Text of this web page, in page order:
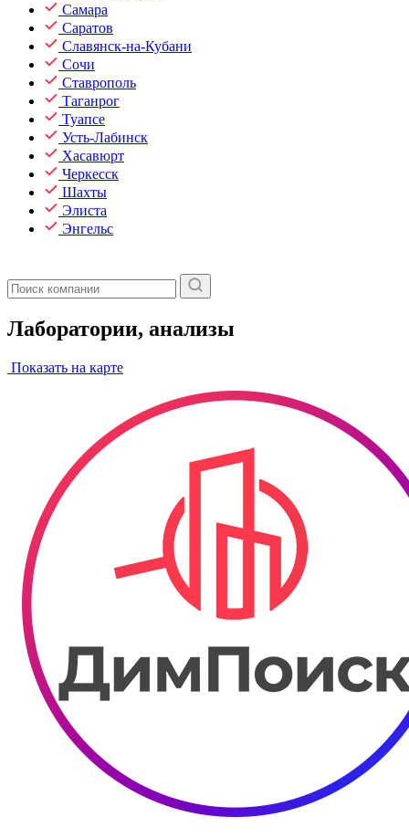
Самара
Саратов
Славянск-на-Кубани
Сочи
Ставрополь
Таганрог
Туапсе
Усть-Лабинск
Хасавюрт
Черкесск
Шахты
Элиста
Энгельс
Лаборатории, анализы
Показать на карте